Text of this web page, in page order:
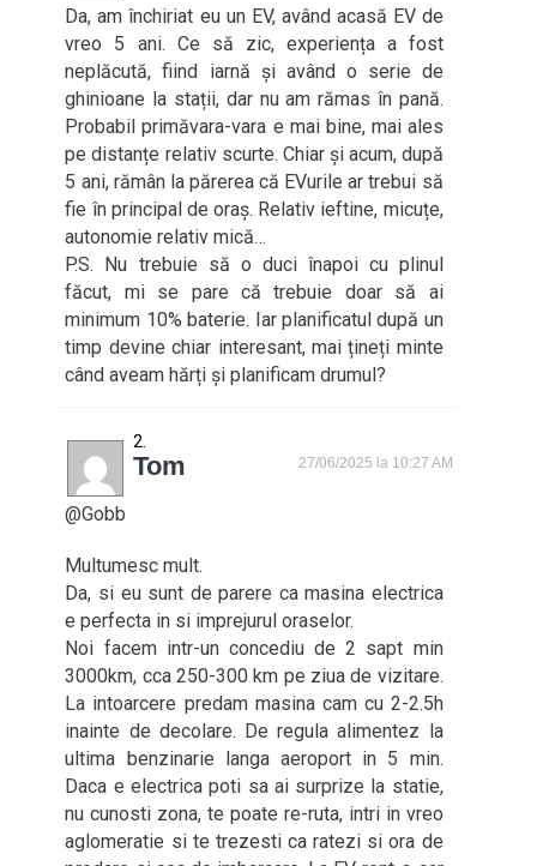
Da, am închiriat eu un EV, având acasă EV de
vreo 5 ani. Ce să zic, experiența a fost
neplăcută, fiind iarnă și având o serie de
ghinioane la stații, dar nu am rămas în pană.
Probabil primăvara-vara e mai bine, mai ales
pe distanțe relativ scurte. Chiar și acum, după
5 ani, rămân la părerea că EVurile ar trebui să
fie în principal de oraș. Relativ ieftine, micuțe,
autonomie relativ mică…
P.S. Nu trebuie să o duci înapoi cu plinul
făcut, mi se pare că trebuie doar să ai
minimum 10% baterie. Iar planificatul după un
timp devine chiar interesant, mai țineți minte
când aveam hărți și planificam drumul?
Tom 27/06/2025 la 10:27 AM
@Gobb
Multumesc mult.
Da, si eu sunt de parere ca masina electrica
e perfecta in si imprejurul oraselor.
Noi facem intr-un concediu de 2 sapt min
3000km, cca 250-300 km pe ziua de vizitare.
La intoarcere predam masina cam cu 2-2.5h
inainte de decolare. De regula alimentez la
ultima benzinarie langa aeroport in 5 min.
Daca e electrica poti sa ai surprize la statie,
nu cunosti zona, te poate re-ruta, intri in vreo
aglomeratie si te trezesti ca ratezi si ora de